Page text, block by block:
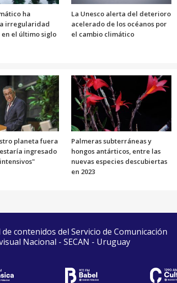
ha
irregularidad
el último siglo
La Unesco alerta del deterioro
acelerado de los océanos por
el cambio climático
planeta fuera
ingresado
Palmeras subterráneas y
hongos antárticos, entre las
nuevas especies descubiertas
en 2023
contenidos del Servicio de Comunicación
Nacional - SECAN - Uruguay